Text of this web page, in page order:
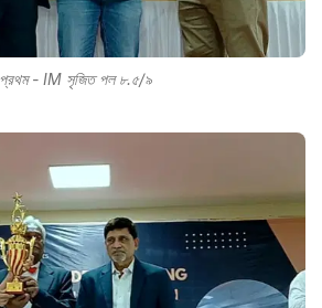
প্রথম - IM সৃজিত পল ৮.৫/৯